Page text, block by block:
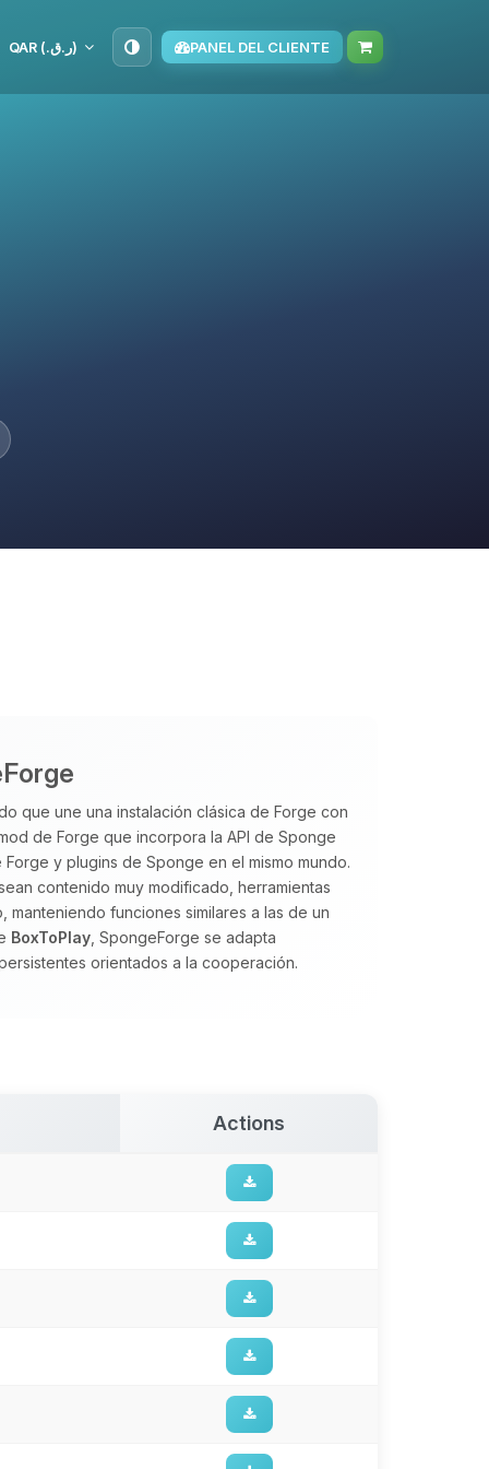
QAR (ر.ق.‏) PANEL DEL CLIENTE
que une una instalación clásica de Forge con
de Forge que incorpora la API de Sponge
y plugins de Sponge en el mismo mundo.
contenido muy modificado, herramientas
funciones similares a las de un
BoxToPlay , SpongeForge se adapta
orientados a la cooperación.
Actions